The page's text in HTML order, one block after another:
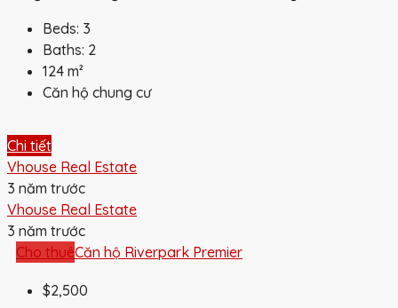
Beds: 3
Baths: 2
124 m²
Căn hộ chung cư
Chi tiết
Vhouse Real Estate
3 năm trước
Vhouse Real Estate
3 năm trước
Cho thuêCăn hộ Riverpark Premier
$2,500